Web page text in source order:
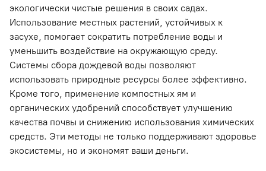
экологически чистые решения в своих садах.
Использование местных растений, устойчивых к
засухе, помогает сократить потребление воды и
уменьшить воздействие на окружающую среду.
Системы сбора дождевой воды позволяют
использовать природные ресурсы более эффективно.
Кроме того, применение компостных ям и
органических удобрений способствует улучшению
качества почвы и снижению использования химических
средств. Эти методы не только поддерживают здоровье
экосистемы, но и экономят ваши деньги.